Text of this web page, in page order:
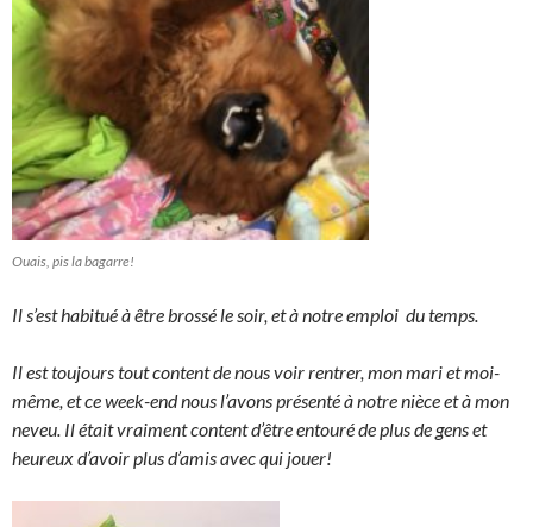
Ouais, pis la bagarre!
Il s’est habitué à être brossé le soir, et à notre emploi du temps.
Il est toujours tout content de nous voir rentrer, mon mari et moi-
même, et ce week-end nous l’avons présenté à notre nièce et à mon
neveu. Il était vraiment content d’être entouré de plus de gens et
heureux d’avoir plus d’amis avec qui jouer!